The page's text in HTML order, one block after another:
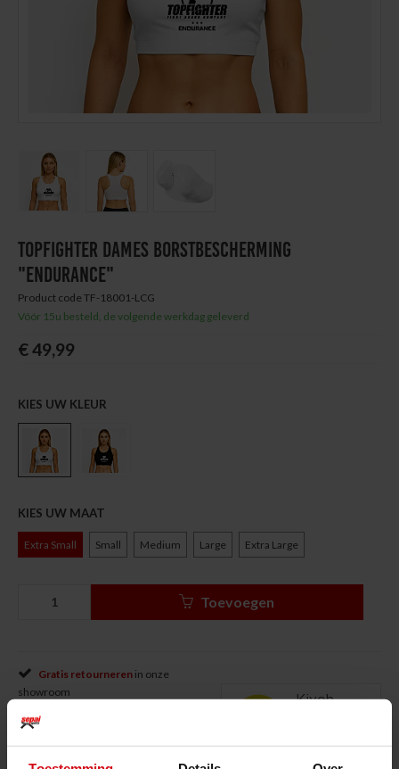
Thuis trainen
TOPFIGHTER DAMES BORSTBESCHERMING
"ENDURANCE"
Product code TF-18001-LCG
Vóór 15u besteld, de volgende werkdag geleverd
€ 49,99
KIES UW KLEUR
KIES UW MAAT
Extra Small Small Medium Large Extra Large
Toevoegen
Gratis retourneren in onze
showroom
Voor 15u besteld?